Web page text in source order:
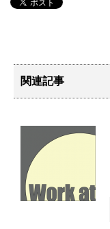
関連記事